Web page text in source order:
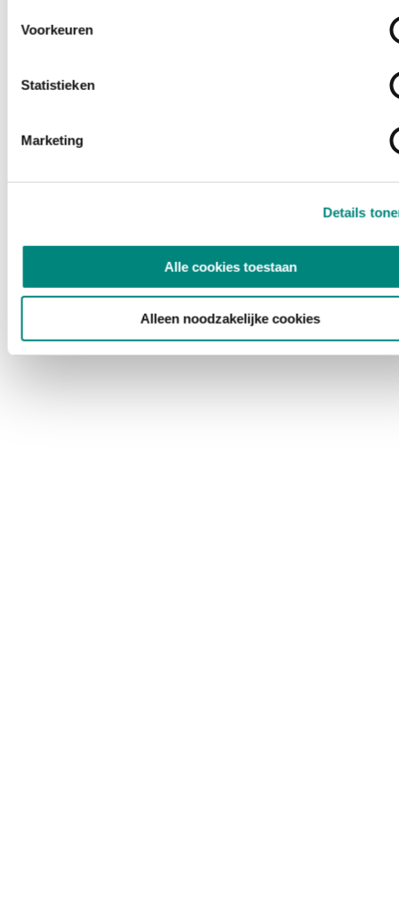
Voorkeuren
Statistieken
Marketing
Details
Alle cookies toestaan
Alleen noodzakelijke cookies